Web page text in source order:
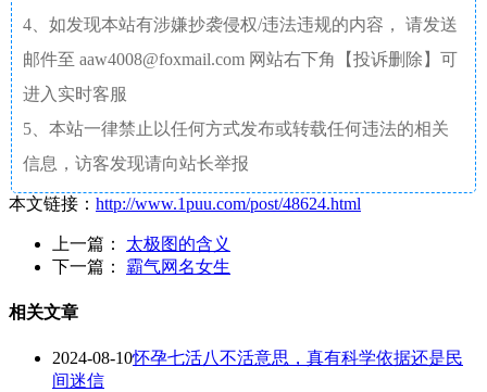
4、如发现本站有涉嫌抄袭侵权/违法违规的内容， 请发送
邮件至 aaw4008@foxmail.com 网站右下角【投诉删除】可
进入实时客服
5、本站一律禁止以任何方式发布或转载任何违法的相关
信息，访客发现请向站长举报
本文链接： http://www.1puu.com/post/48624.html
上一篇： 太极图的含义
下一篇： 霸气网名女生
相关文章
2024-08-10怀孕七活八不活意思，真有科学依据还是民
间迷信